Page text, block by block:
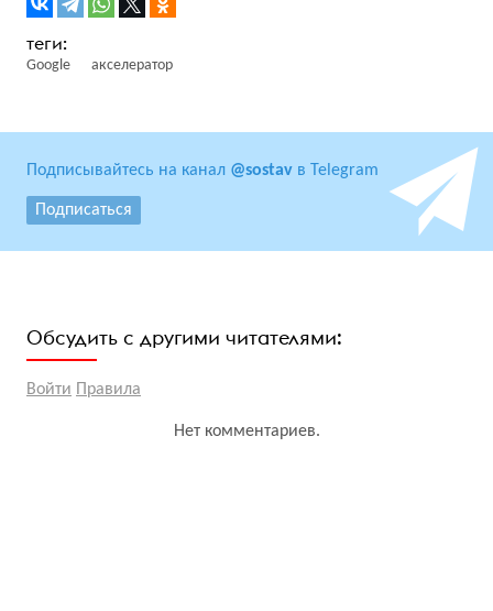
Google акселератор
Подписывайтесь на канал @sostav в Telegram
Подписаться
Обсудить с другими читателями:
Войти Правила
Нет комментариев.